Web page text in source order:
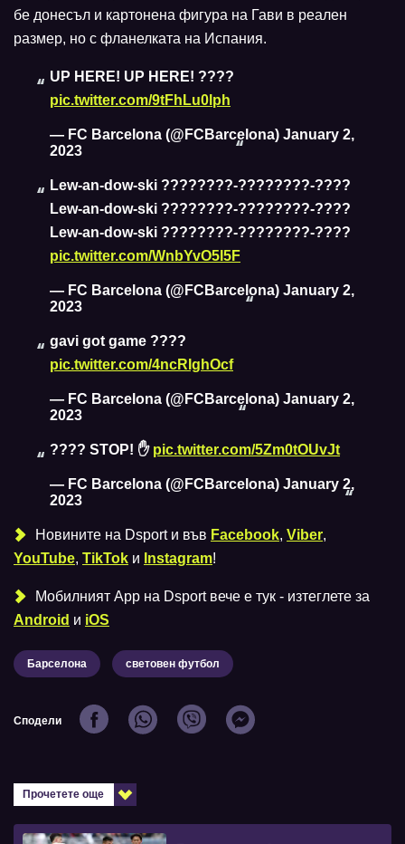
бе донесъл и картонена фигура на Гави в реален
размер, но с фланелката на Испания.
UP HERE! UP HERE! ????
pic.twitter.com/9tFhLu0lph
— FC Barcelona (@FCBarcelona) January 2,
2023
Lew-an-dow-ski ????????-????????-????
Lew-an-dow-ski ????????-????????-????
Lew-an-dow-ski ????????-????????-????
pic.twitter.com/WnbYvO5I5F
— FC Barcelona (@FCBarcelona) January 2,
2023
gavi got game ????
pic.twitter.com/4ncRIghOcf
— FC Barcelona (@FCBarcelona) January 2,
2023
???? STOP! ✋ pic.twitter.com/5Zm0tOUvJt
— FC Barcelona (@FCBarcelona) January 2,
2023
Новините на Dsport и във Facebook, Viber,
YouTube, TikTok и Instagram!
Мобилният Аpp на Dsport вече е тук - изтеглете за
Android и iOS
Барселона световен футбол
Сподели
Прочетете още